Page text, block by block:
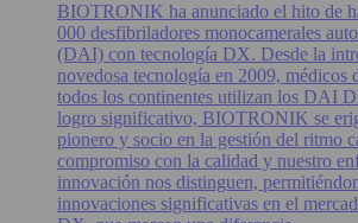
BIOTRONIK ha anunciado el hito de
000 desfibriladores monocamerales
(DAI) con tecnología DX. Desde la
novedosa tecnología en 2009, médicos
todos los continentes utilizan los DAI
logro significativo, BIOTRONIK se
pionero y socio en la gestión del ritmo
compromiso con la calidad y nuestro
innovación nos distinguen,
innovaciones significativas en el